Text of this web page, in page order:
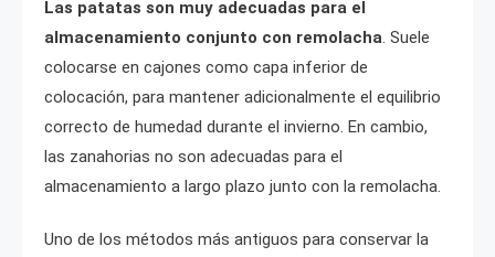
Las patatas son muy adecuadas para el
almacenamiento conjunto con remolacha. Suele
colocarse en cajones como capa inferior de
colocación, para mantener adicionalmente el equilibrio
correcto de humedad durante el invierno. En cambio,
las zanahorias no son adecuadas para el
almacenamiento a largo plazo junto con la remolacha.
Uno de los métodos más antiguos para conservar la